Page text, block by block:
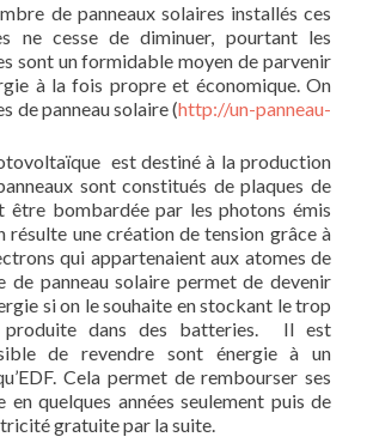
de panneaux solaires installés ces
ne cesse de diminuer, pourtant les
sont un formidable moyen de parvenir
à la fois propre et économique. On
de panneau solaire (http://un-panneau-
est destiné à la production
sont constitués de plaques de
être bombardée par les photons émis
résulte une création de tension grâce à
qui appartenaient aux atomes de
de panneau solaire permet de devenir
si on le souhaite en stockant le trop
produite dans des batteries. Il est
de revendre sont énergie à un
Cela permet de rembourser ses
en quelques années seulement puis de
gratuite par la suite.